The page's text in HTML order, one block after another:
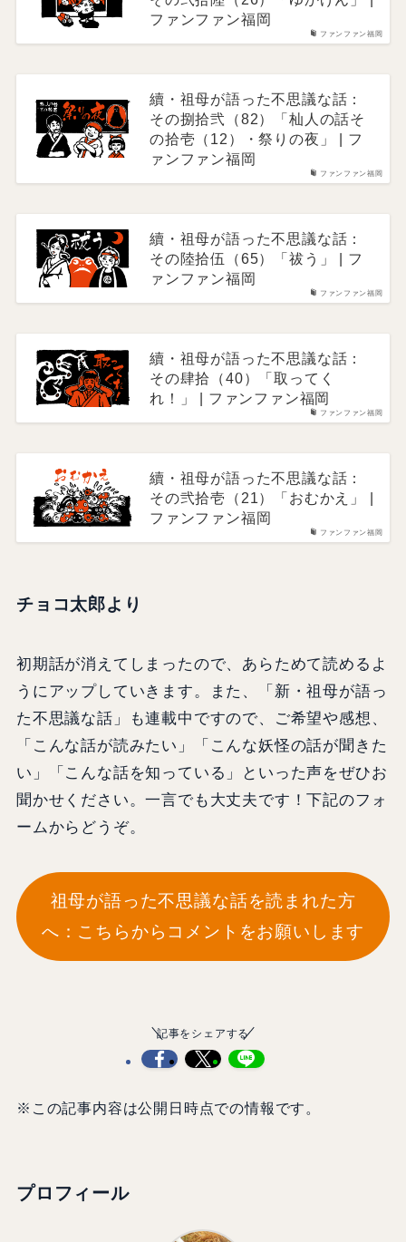
ファンファン福岡
ファンファン福岡
ファンファン福岡
續・祖母が語った不思議な話：
その捌拾弐（82）「杣人の話そ
の拾壱（12）・祭りの夜」 | フ
ァンファン福岡
ファンファン福岡
續・祖母が語った不思議な話：
その陸拾伍（65）「祓う」 | フ
ァンファン福岡
ファンファン福岡
續・祖母が語った不思議な話：
その肆拾（40）「取ってく
れ！」 | ファンファン福岡
ファンファン福岡
續・祖母が語った不思議な話：
その弐拾壱（21）「おむかえ」 |
ファンファン福岡
チョコ太郎より
初期話が消えてしまったので、あらためて読めるよ
うにアップしていきます。また、「新・祖母が語っ
た不思議な話」も連載中ですので、ご希望や感想、
「こんな話が読みたい」「こんな妖怪の話が聞きた
い」「こんな話を知っている」といった声をぜひお
聞かせください。一言でも大丈夫です！下記のフォ
ームからどうぞ。
祖母が語った不思議な話を読まれた方
へ：こちらからコメントをお願いします
記事をシェアする
※この記事内容は公開日時点での情報です。
プロフィール